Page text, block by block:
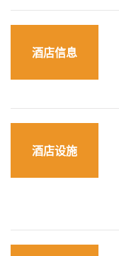
酒店信息
酒店设施